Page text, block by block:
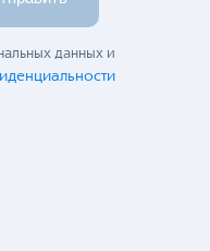
данных и